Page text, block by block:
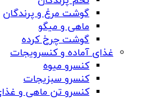
گوشت مرغ و پرندگان
ماهی و میگو
گوشت چرخ کرده
غذای آماده و کنسرویجات
کنسرو میوه
کنسرو سبزیجات
کنسرو تن ماهی و